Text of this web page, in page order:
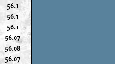
56.1
56.1
56.1
56.07
56.08
56.07